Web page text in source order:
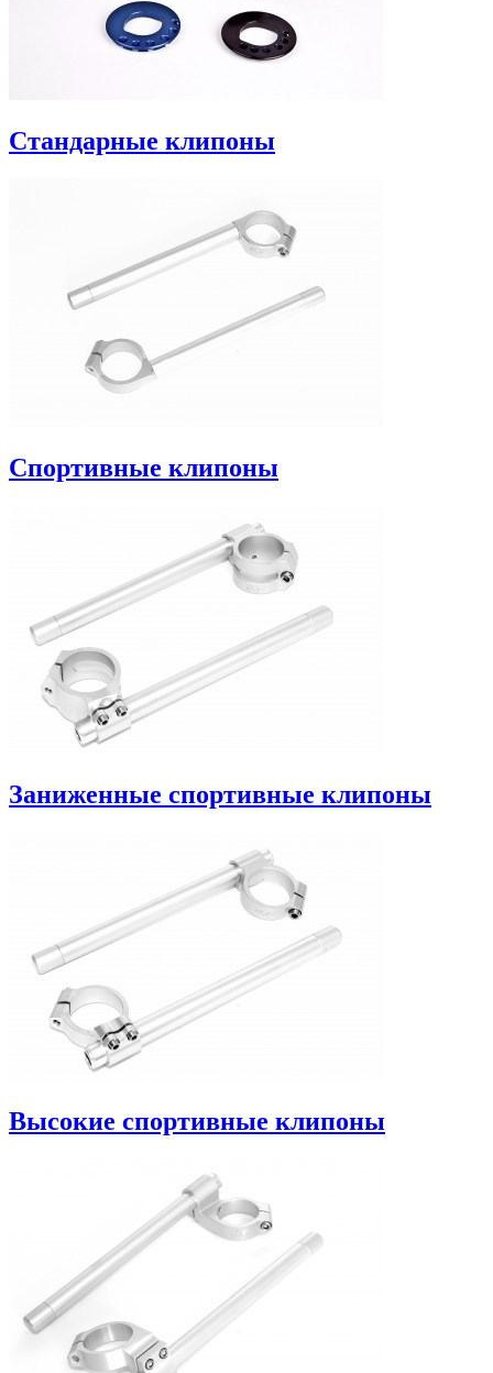
Стандарные клипоны
Спортивные клипоны
Заниженные спортивные клипоны
Высокие спортивные клипоны